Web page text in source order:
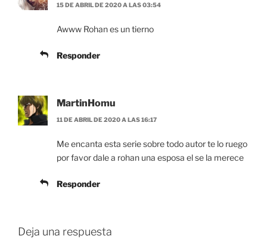
15 DE ABRIL DE 2020 A LAS 03:54
Awww Rohan es un tierno
Responder
MartinHomu
11 DE ABRIL DE 2020 A LAS 16:17
Me encanta esta serie sobre todo autor te lo ruego
por favor dale a rohan una esposa el se la merece
Responder
Deja una respuesta